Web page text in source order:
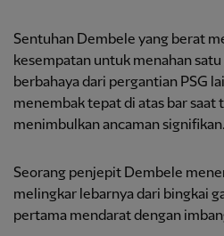
Sentuhan Dembele yang berat
kesempatan untuk menahan
berbahaya dari pergantian PSG
menembak tepat di atas bar saat
menimbulkan ancaman signifikan.
Seorang penjepit Dembele
melingkar lebarnya dari bingkai
pertama mendarat dengan